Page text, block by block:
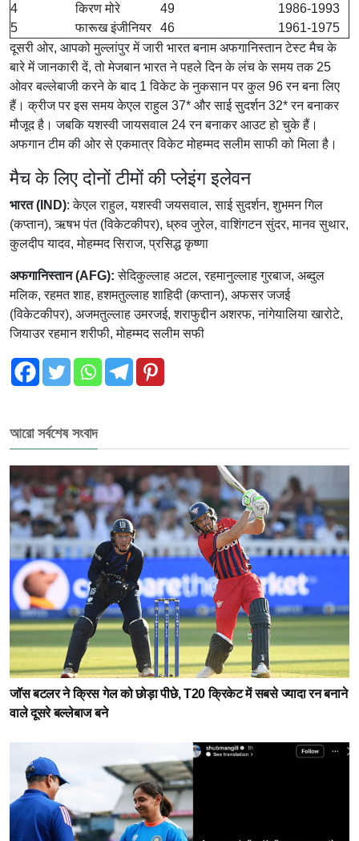
4
किरण मोरे 49
1986-1993
5
फारूख इंजीनियर 46
1961-1975
दूसरी ओर, आपको मुल्लांपुर में जारी भारत बनाम अफगानिस्तान टेस्ट मैच के
बारे में जानकारी दें, तो मेजबान भारत ने पहले दिन के लंच के समय तक 25
ओवर बल्लेबाजी करने के बाद 1 विकेट के नुकसान पर कुल 96 रन बना लिए
हैं। क्रीज पर इस समय केएल राहुल 37* और साई सुदर्शन 32* रन बनाकर
मौजूद है। जबकि यशस्वी जायसवाल 24 रन बनाकर आउट हो चुके हैं।
अफगान टीम की ओर से एकमात्र विकेट मोहम्मद सलीम साफी को मिला है।
मैच के लिए दोनों टीमों की प्लेइंग इलेवन
भारत (IND): केएल राहुल, यशस्वी जयसवाल, साई सुदर्शन, शुभमन गिल
(कप्तान), ऋषभ पंत (विकेटकीपर), ध्रुव जुरेल, वाशिंगटन सुंदर, मानव सुथार,
कुलदीप यादव, मोहम्मद सिराज, प्रसिद्ध कृष्णा
अफगानिस्तान (AFG): सेदिकुल्लाह अटल, रहमानुल्लाह गुरबाज, अब्दुल
मलिक, रहमत शाह, हशमतुल्लाह शाहिदी (कप्तान), अफसर जजई
(विकेटकीपर), अजमतुल्लाह उमरजई, शराफुद्दीन अशरफ, नांगेयालिया खारोटे,
जियाउर रहमान शरीफी, मोहम्मद सलीम सफी
আরো সর্বশেষ সংবাদ
जॉस बटलर ने क्रिस गेल को छोड़ा पीछे, T20 क्रिकेट में सबसे ज्यादा रन बनाने
वाले दूसरे बल्लेबाज बने